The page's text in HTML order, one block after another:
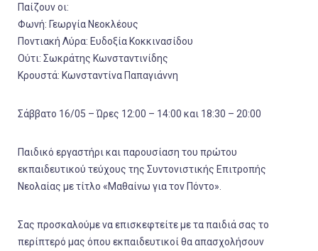
Παίζουν οι:
Φωνή: Γεωργία Νεοκλέους
Ποντιακή Λύρα: Ευδοξία Κοκκινασίδου
Ούτι: Σωκράτης Κωνσταντινίδης
Κρουστά: Κωνσταντίνα Παπαγιάννη
Σάββατο 16/05 – Ώρες 12:00 – 14:00 και 18:30 – 20:00
Παιδικό εργαστήρι και παρουσίαση του πρώτου
εκπαιδευτικού τεύχους της Συντονιστικής Επιτροπής
Νεολαίας με τίτλο «Μαθαίνω για τον Πόντο».
Σας προσκαλούμε να επισκεφτείτε με τα παιδιά σας το
περίπτερό μας όπου εκπαιδευτικοί θα απασχολήσουν